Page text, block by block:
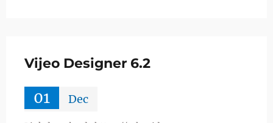
Vijeo Designer 6.2
01 Dec